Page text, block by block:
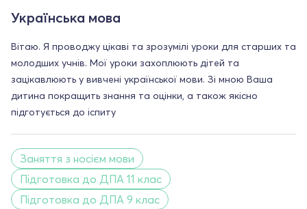
Українська мова
Вітаю. Я проводжу цікаві та зрозумілі уроки для старших та
молодших учнів. Мої уроки захоплюють дітей та
зацікавлюють у вивчені української мови. Зі мною Ваша
дитина покращить знання та оцінки, а також якісно
підготується до іспиту
Заняття з носієм мови
Підготовка до ДПА 11 клас
Підготовка до ДПА 9 клас